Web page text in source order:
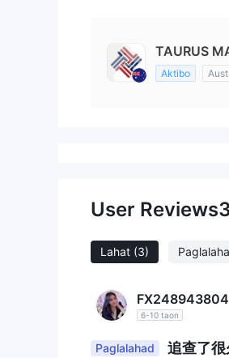
TAURUS
Aktibo
User Reviews
Lahat (3)
6-10 taon
Paglalahad 追查了很